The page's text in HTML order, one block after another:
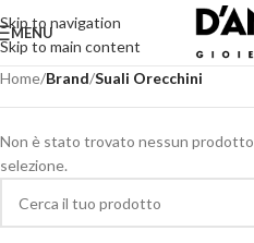
Skip to navigation
Skip to main content
MENU
Home/Brand/Suali Orecchini
Non è stato trovato nessun
selezione.